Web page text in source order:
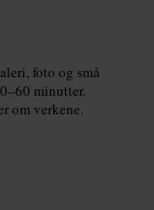
foto og små
minutter.
om verkene.